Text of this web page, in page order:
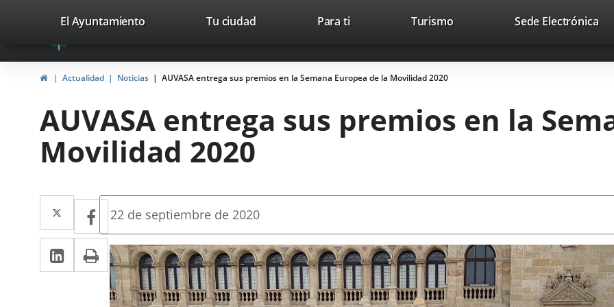
Portal
Web
del
Valladolid
avaTop Trabaja con nosotros Contacto
valladolid.es
El Ayuntamiento Tu ciudad Para ti TurismoThis
open
up
Sede ElectrónicaLink
HomeActualidad Noticias AUVASA entrega sus premios en la Semana Europea de la Movilidad 2020
AUVASA entrega sus premios en la
Movilidad 2020
Twitter
Enlace
a
una
aplicación
externa.
Facebook
Enlace
a
una
aplicación
Linkedin
Enlace
a
Print
Fecha
la
noticia
22 de septiembre de 2020